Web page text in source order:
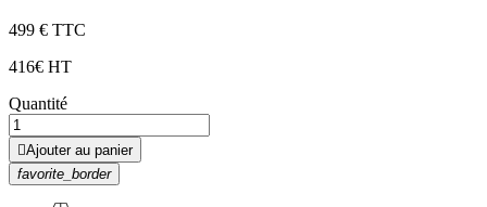
499 € TTC
416€ HT
Quantité
Ajouter au panier
favorite_border